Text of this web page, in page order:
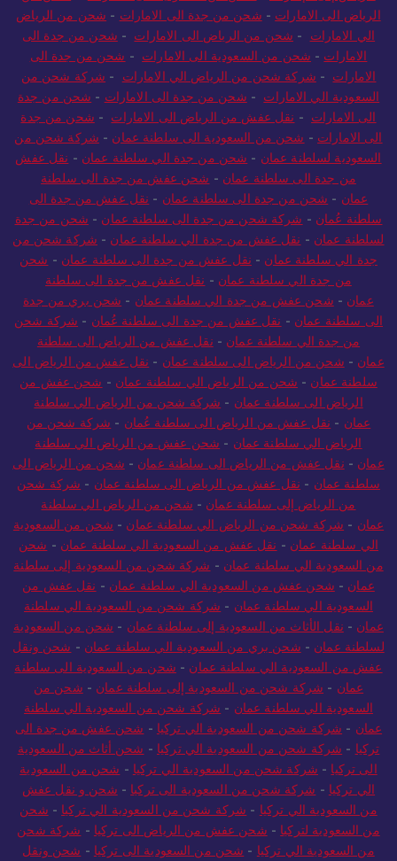
الرياض الى الامارات - شحن من جدة الى الامارات - شحن من الرياض
الي الامارات - شحن من الرياض الى الامارات - شحن من جدة الى
الامارات - شحن من السعودية الى الامارات - شحن من جدة الى
الامارات - شركة شحن من الرياض الي الامارات - شركة شحن من
السعودية الي الامارات - شحن من جدة الى الامارات - شحن من جدة
الى الامارات - نقل عفش من الرياض الى الامارات - شحن من جدة
الى الامارات - شحن من السعودية الى سلطنة عمان - شركة شحن من
السعودية لسلطنة عمان - شحن من جدة الي سلطنة عمان - نقل عفش
من جدة الى سلطنة عمان - شحن عفش من جدة الى سلطنة
عمان - شحن من جدة الى سلطنة عمان - نقل عفش من جدة الى
سلطنة عُمان - شركة شحن من جدة الى سلطنة عمان - شحن من جدة
لسلطنة عمان - نقل عفش من جدة الي سلطنة عمان - شركة شحن من
جدة الي سلطنة عمان - نقل عفش من جدة الى سلطنة عمان - شحن
من جدة الي سلطنة عمان - نقل عفش من جدة الى سلطنة
عمان - شحن عفش من جدة الي سلطنة عمان - شحن بري من جدة
الى سلطنة عمان - نقل عفش من جدة الى سلطنة عُمان - شركة شحن
من جدة الي سلطنة عمان - نقل عفش من الرياض الى سلطنة
عمان - شحن من الرياض الى سلطنة عمان - نقل عفش من الرياض الى
سلطنة عمان - شحن من الرياض الي سلطنة عمان - شحن عفش من
الرياض الى سلطنة عمان - شركة شحن من الرياض الي سلطنة
عمان - نقل عفش من الرياض الى سلطنة عُمان - شركة شحن من
الرياض الي سلطنة عمان - شحن عفش من الرياض الي سلطنة
عمان - نقل عفش من الرياض الى سلطنة عمان - شحن من الرياض الى
سلطنة عمان - نقل عفش من الرياض الى سلطنة عمان - شركة شحن
من الرياض إلى سلطنة عمان - شحن من الرياض الي سلطنة
عمان - شركة شحن من الرياض الي سلطنة عمان - شحن من السعودية
الي سلطنة عمان - نقل عفش من السعودية الي سلطنة عمان - شحن
من السعودية الي سلطنة عمان - شركة شحن من السعودية إلى سلطنة
عمان - شحن عفش من السعودية الي سلطنة عمان - نقل عفش من
السعودية الي سلطنة عمان - شركة شحن من السعودية الي سلطنة
عمان - نقل الأثاث من السعودية إلى سلطنة عمان - شحن من السعودية
لسلطنة عمان - شحن بري من السعودية الي سلطنة عمان - شحن ونقل
عفش من السعودية الي سلطنة عمان - شحن من السعودية الى سلطنة
عمان - شركة شحن من السعودية إلى سلطنة عمان - شحن من
السعودية الي سلطنة عمان - شركة شحن من السعودية الي سلطنة
عمان - شركة شحن من السعودية الي تركيا - شحن عفش من جدة الى
تركيا - شركة شحن من السعودية الي تركيا - شحن أثاث من السعودية
الى تركيا - شركة شحن من السعودية الي تركيا - شحن من السعودية
الي تركيا - شركة شحن من السعودية الى تركيا - شحن و نقل عفش
من السعودية الي تركيا - شركة شحن من السعودية الي تركيا - شحن
من السعودية لتركيا - شحن عفش من الرياض الى تركيا - شركة شحن
من السعودية الي تركيا - شحن من السعودية الى تركيا - شحن ونقل